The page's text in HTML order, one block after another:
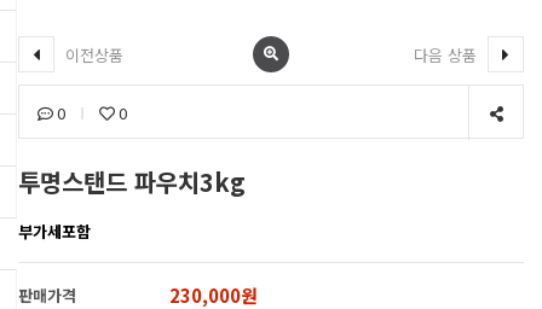
이전상품 다음 상품
0 0
투명스탠드 파우치3kg
부가세포함
판매가격 230,000원